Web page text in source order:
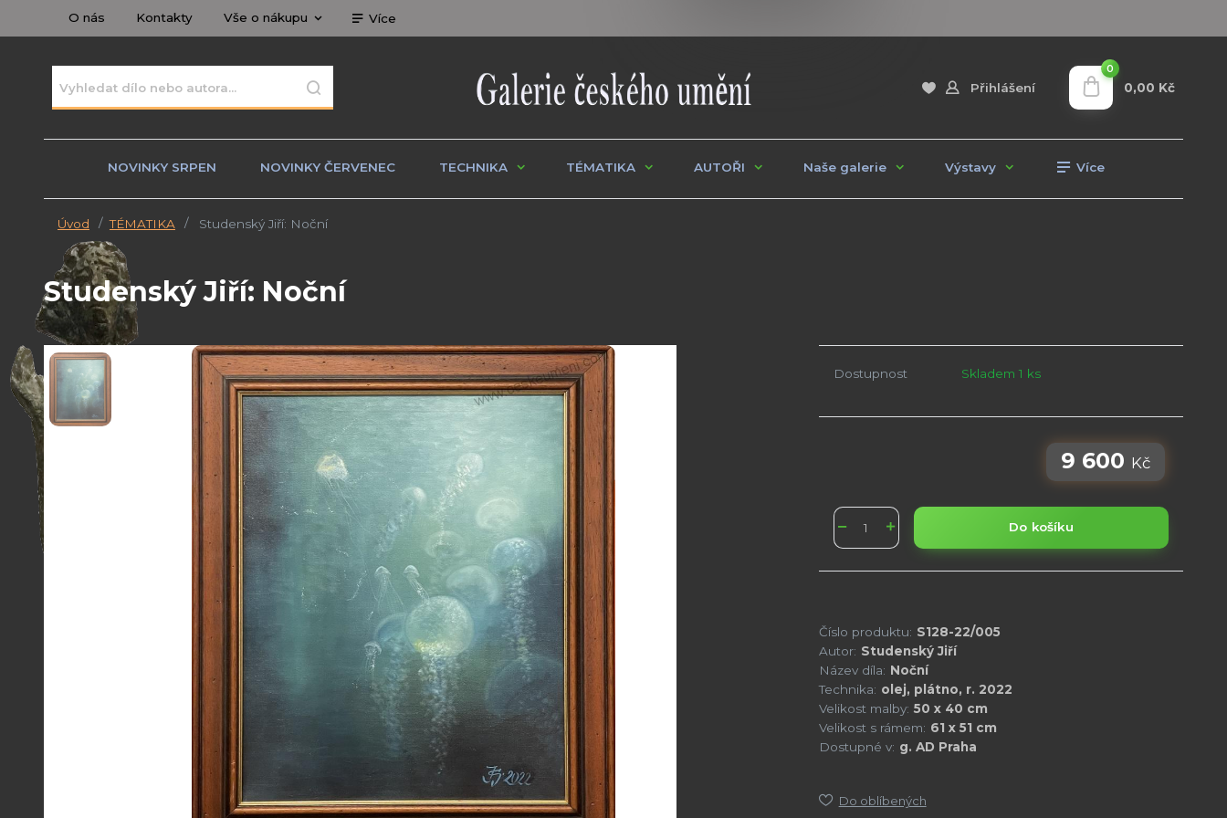
O nás Kontakty Vše o nákupu Více
Přihlášení
0
0,00 Kč
NOVINKY SRPEN NOVINKY ČERVENEC TECHNIKA TÉMATIKA AUTOŘI Naše galerie Výstavy Více
Úvod TÉMATIKA Studenský Jiří: Noční
Studenský Jiří: Noční
Dostupnost Skladem 1 ks
9 600 Kč
Do košíku
Číslo produktu: S128-22/005
Autor: Studenský Jiří
Název díla: Noční
Technika: olej, plátno, r. 2022
Velikost malby: 50 x 40 cm
Velikost s rámem: 61 x 51 cm
Dostupné v: g. AD Praha
Do oblíbených